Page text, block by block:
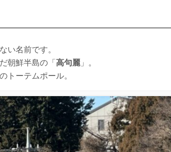
い名前です。
朝鮮半島の「 高句麗 」。
トーテムポール。